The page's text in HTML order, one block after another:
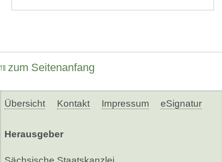
zum Seitenanfang
Übersicht Kontakt Impressum eSignatur
Herausgeber